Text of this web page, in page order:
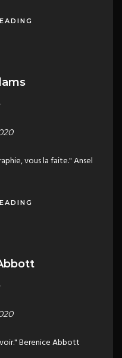
vous la faite." Ansel
Berenice Abbott